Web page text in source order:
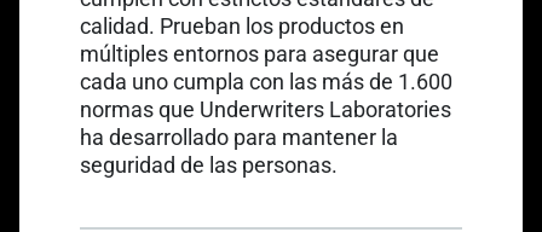
calidad. Prueban los productos en
múltiples entornos para asegurar que
cada uno cumpla con las más de 1.600
normas que Underwriters Laboratories
ha desarrollado para mantener la
seguridad de las personas.